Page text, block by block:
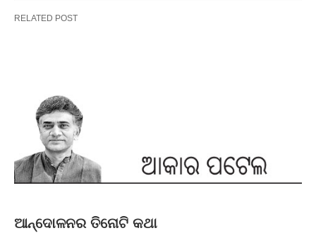
RELATED POST
ଆନ୍ଦୋଳନର ତିନୋଟି କଥା